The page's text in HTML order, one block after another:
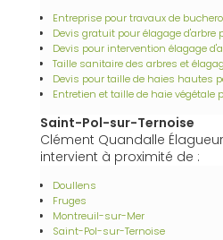
Entreprise pour travaux de
Devis gratuit pour élagage d'arbre
Devis pour intervention élagage
Taille sanitaire des arbres et
Devis pour taille de haies hautes
Entretien et taille de haie végétale
Saint-Pol-sur-Ternoise
Clément Quandalle
intervient à proximité de :
Doullens
Fruges
Montreuil-sur-Mer
Saint-Pol-sur-Ternoise